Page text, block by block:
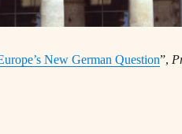
New German Question”,